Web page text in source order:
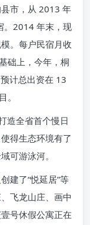
市，从 2013 年
。2014 年末，现
。每户民宿月收
础上，今年，桐
计总出资在 13
。
造全省首个慢日
得生态环境有了
可游泳河。
建了“悦延居”等
飞龙山庄、画中
号休假公寓正在